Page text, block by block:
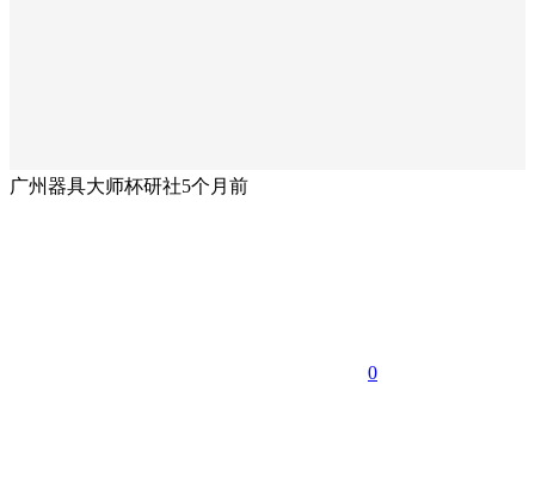
广州器具大师杯研社5个月前
0